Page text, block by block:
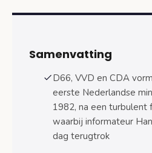
Rol en
Wanneer wordt
minderheidskabinet
D66, VVD en
samenwerking
Samenvatting
D66, VVD en CDA
eerste Nederlandse
1982, na een turbulent
waarbij informateur
dag terugtrok